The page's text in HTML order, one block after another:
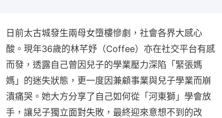
日前太古城發生兩母女墮樓慘劇，社會各界大感心
酸。現年36歲的林芊妤（Coffee）亦在社交平台有感
而發，透露自己曾因兒子的學業壓力深陷「緊張媽
媽」的迷失狀態，更一度因兼顧事業與兒子學業而崩
潰痛哭。她大方分享了自己如何從「河東獅」學會放
手，讓兒子獨立面對失敗，最終迎來意想不到的改